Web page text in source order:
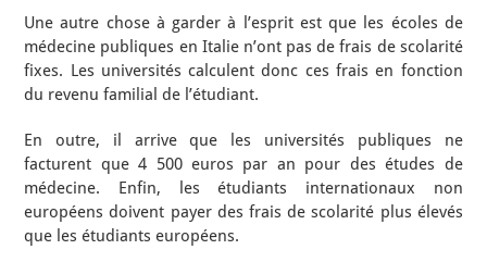
Une autre chose à garder à l’esprit est que les écoles de
médecine publiques en Italie n’ont pas de frais de scolarité
fixes. Les universités calculent donc ces frais en fonction
du revenu familial de l’étudiant.
En outre, il arrive que les universités publiques ne
facturent que 4 500 euros par an pour des études de
médecine. Enfin, les étudiants internationaux non
européens doivent payer des frais de scolarité plus élevés
que les étudiants européens.